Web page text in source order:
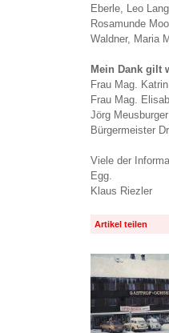
Eberle, Leo
Rosamunde
Waldner, Maria
Mein Dank gilt
Frau Mag.
Frau Mag.
Jörg
Bürgermeister
Viele der
Egg.
Klaus Riezler
Artikel teilen